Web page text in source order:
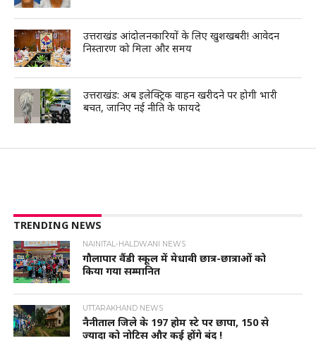
उत्तराखंड आंदोलनकारियों के लिए खुशखबरी! आवेदन
निस्तारण को मिला और समय
उत्तराखंड: अब इलेक्ट्रिक वाहन खरीदने पर होगी भारी
बचत, जानिए नई नीति के फायदे
TRENDING NEWS
NAINITAL-HALDWANI NEWS
गौलापार वैंडी स्कूल में मेधावी छात्र-छात्राओं को
किया गया सम्मानित
UTTARAKHAND NEWS
नैनीताल जिले के 197 होम स्टे पर छापा, 150 से
ज्यादा को नोटिस और कई होंगे बंद !